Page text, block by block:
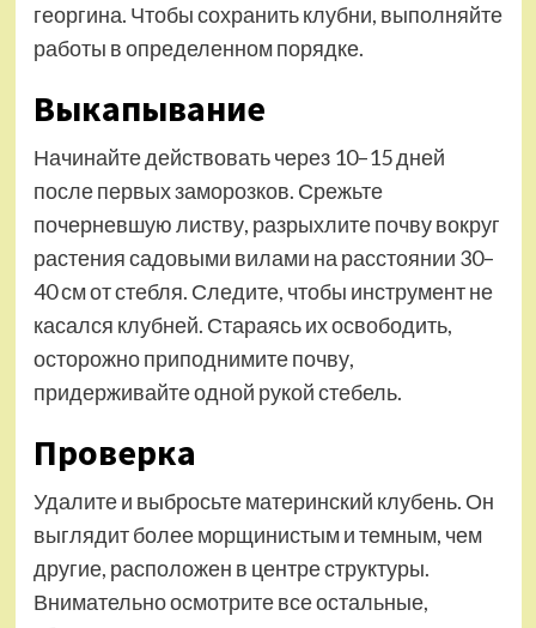
георгина. Чтобы сохранить клубни, выполняйте
работы в определенном порядке.
Выкапывание
Начинайте действовать через 10–15 дней
после первых заморозков. Срежьте
почерневшую листву, разрыхлите почву вокруг
растения садовыми вилами на расстоянии 30–
40 см от стебля. Следите, чтобы инструмент не
касался клубней. Стараясь их освободить,
осторожно приподнимите почву,
придерживайте одной рукой стебель.
Проверка
Удалите и выбросьте материнский клубень. Он
выглядит более морщинистым и темным, чем
другие, расположен в центре структуры.
Внимательно осмотрите все остальные,